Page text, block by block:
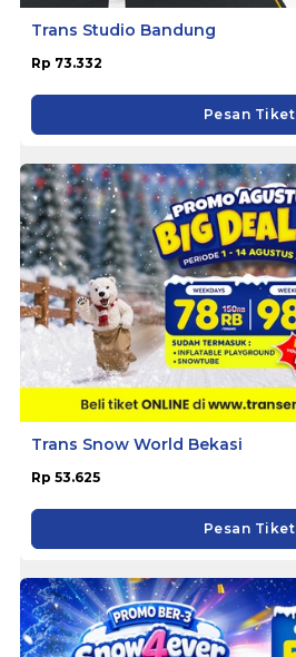
Trans Studio Bandung
Rp 73.332
Pesan Tiket
Trans Snow World Bekasi
Rp 53.625
Pesan Tiket